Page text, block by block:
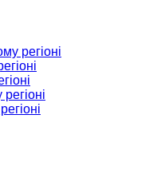
регіоні